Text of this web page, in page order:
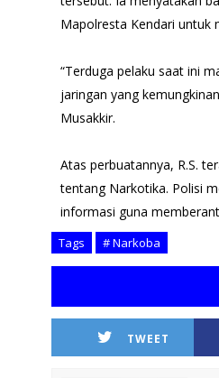
Mapolresta Kendari untuk
“Terduga pelaku saat ini
jaringan yang
Musakkir.
Atas perbuatannya, R.S.
tentang Narkotika. Polisi
informasi guna
Tags # Narkoba
TWEET